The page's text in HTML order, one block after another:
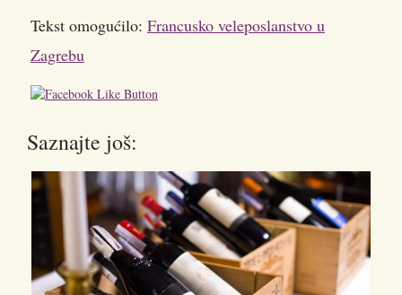
Tekst omogućilo: Francusko veleposlanstvo u
Zagrebu
Saznajte još: